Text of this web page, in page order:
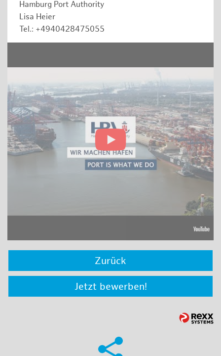
Hamburg Port Authority
Lisa Heier
Tel.: +4940428475055
Zurück
Jetzt bewerben!